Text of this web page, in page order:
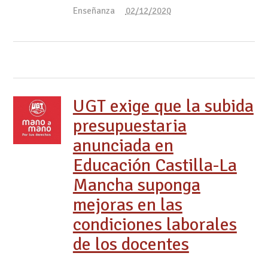
Enseñanza 02/12/2020
UGT exige que la subida
presupuestaria
anunciada en
Educación Castilla-La
Mancha suponga
mejoras en las
condiciones laborales
de los docentes